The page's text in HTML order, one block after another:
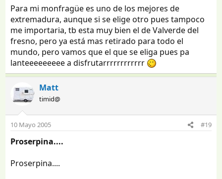
Para mi monfragüe es uno de los mejores de
extremadura, aunque si se elige otro pues tampoco
me importaria, tb esta muy bien el de Valverde del
fresno, pero ya está mas retirado para todo el
mundo, pero vamos que el que se eliga pues pa
lanteeeeeeeee a disfrutarrrrrrrrrrrr
Matt
timid@
10 Mayo 2005 #19
Proserpina....
Proserpina....